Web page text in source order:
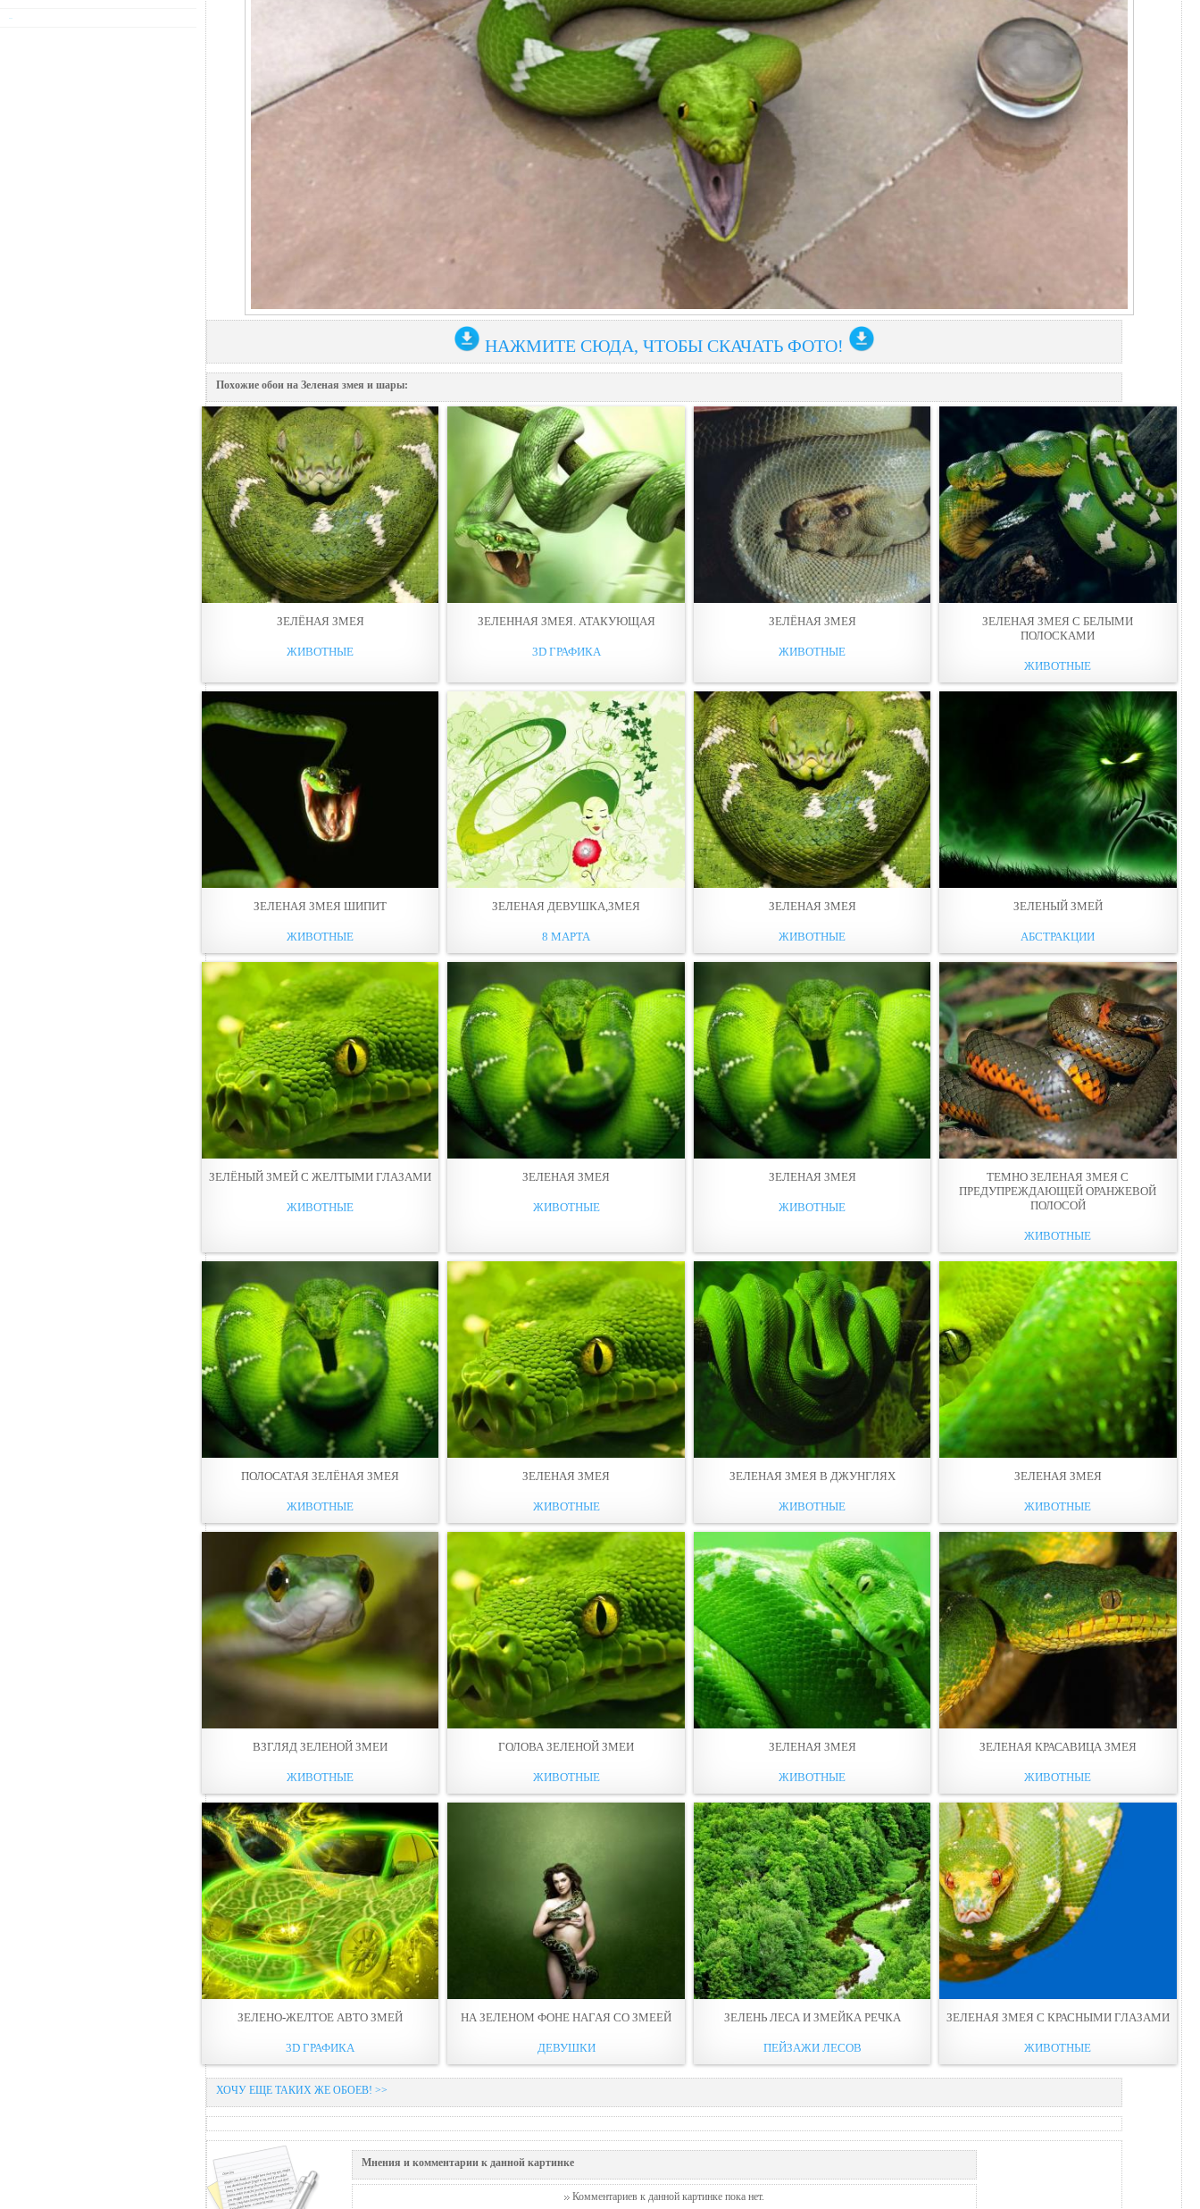
НАЖМИТЕ СЮДА, ЧТОБЫ СКАЧАТЬ ФОТО!
Похожие обои на Зеленая змея и шары:
ЗЕЛЁНАЯ ЗМЕЯ
ЖИВОТНЫЕ
ЗЕЛЕННАЯ ЗМЕЯ. АТАКУЮЩАЯ
3D ГРАФИКА
ЗЕЛЁНАЯ ЗМЕЯ
ЖИВОТНЫЕ
ЗЕЛЕНАЯ ЗМЕЯ С БЕЛЫМИ
ПОЛОСКАМИ
ЖИВОТНЫЕ
ЗЕЛЕНАЯ ЗМЕЯ ШИПИТ
ЖИВОТНЫЕ
ЗЕЛЕНАЯ ДЕВУШКА,ЗМЕЯ
8 МАРТА
ЗЕЛЕНАЯ ЗМЕЯ
ЖИВОТНЫЕ
ЗЕЛЕНЫЙ ЗМЕЙ
АБСТРАКЦИИ
ЗЕЛЁНЫЙ ЗМЕЙ С ЖЕЛТЫМИ ГЛАЗАМИ
ЖИВОТНЫЕ
ЗЕЛЕНАЯ ЗМЕЯ
ЖИВОТНЫЕ
ЗЕЛЕНАЯ ЗМЕЯ
ЖИВОТНЫЕ
ТЕМНО ЗЕЛЕНАЯ ЗМЕЯ С
ПРЕДУПРЕЖДАЮЩЕЙ ОРАНЖЕВОЙ
ПОЛОСОЙ
ЖИВОТНЫЕ
ПОЛОСАТАЯ ЗЕЛЁНАЯ ЗМЕЯ
ЖИВОТНЫЕ
ЗЕЛЕНАЯ ЗМЕЯ
ЖИВОТНЫЕ
ЗЕЛЕНАЯ ЗМЕЯ В ДЖУНГЛЯХ
ЖИВОТНЫЕ
ЗЕЛЕНАЯ ЗМЕЯ
ЖИВОТНЫЕ
ВЗГЛЯД ЗЕЛЕНОЙ ЗМЕИ
ЖИВОТНЫЕ
ГОЛОВА ЗЕЛЕНОЙ ЗМЕИ
ЖИВОТНЫЕ
ЗЕЛЕНАЯ ЗМЕЯ
ЖИВОТНЫЕ
ЗЕЛЕНАЯ КРАСАВИЦА ЗМЕЯ
ЖИВОТНЫЕ
ЗЕЛЕНО-ЖЕЛТОЕ АВТО ЗМЕЙ
3D ГРАФИКА
НА ЗЕЛЕНОМ ФОНЕ НАГАЯ СО ЗМЕЕЙ
ДЕВУШКИ
ЗЕЛЕНЬ ЛЕСА И ЗМЕЙКА РЕЧКА
ПЕЙЗАЖИ ЛЕСОВ
ЗЕЛЕНАЯ ЗМЕЯ С КРАСНЫМИ ГЛАЗАМИ
ЖИВОТНЫЕ
ХОЧУ ЕЩЕ ТАКИХ ЖЕ ОБОЕВ! >>
Мнения и комментарии к данной картинке
Комментариев к данной картинке пока нет.